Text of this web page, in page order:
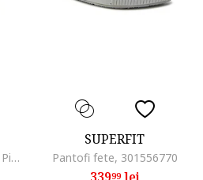
Pantofi sport copii, 209067, Piele nabuc, Bleumarin
SUPERFIT
Pantofi fete, 301556770
99